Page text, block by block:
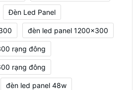
Đèn Led Panel
đèn led panel 1200x300
rạng đông
rạng đông
đèn led panel 48w